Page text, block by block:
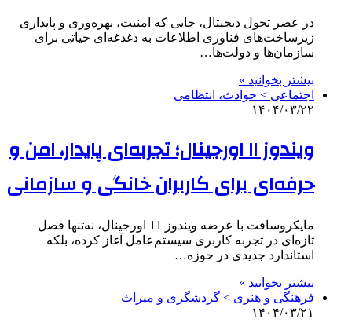
در عصر تحول دیجیتال، جایی که امنیت، بهره‌وری و پایداری
زیرساخت‌های فناوری اطلاعات به دغدغه‌ای حیاتی برای
سازمان‌ها و دولت‌ها…
بیشتر بخوانید »
اجتماعی > حوادث، انتظامی
۱۴۰۴/۰۳/۲۲
ویندوز ۱۱ اورجینال؛ تجربه‌ای پایدار، امن و
حرفه‌ای برای کاربران خانگی و سازمانی
مایکروسافت با عرضه ویندوز 11 اورجینال، نه‌تنها فصل
تازه‌ای در تجربه کاربری سیستم‌عامل آغاز کرده، بلکه
استاندارد جدیدی در حوزه…
بیشتر بخوانید »
فرهنگی و هنری > گردشگری و میراث
۱۴۰۴/۰۳/۲۱